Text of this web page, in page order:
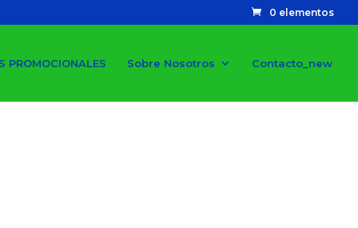
0 elementos
PROMOCIONALES Sobre Nosotros Contacto_new